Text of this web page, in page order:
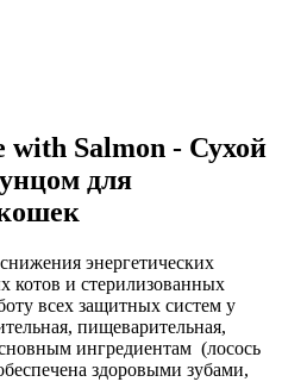
Salmon - Сухой
для
энергетических
котов и стерилизованных
всех защитных систем у
пищеварительная,
ингредиентам (лосось
здоровыми зубами,